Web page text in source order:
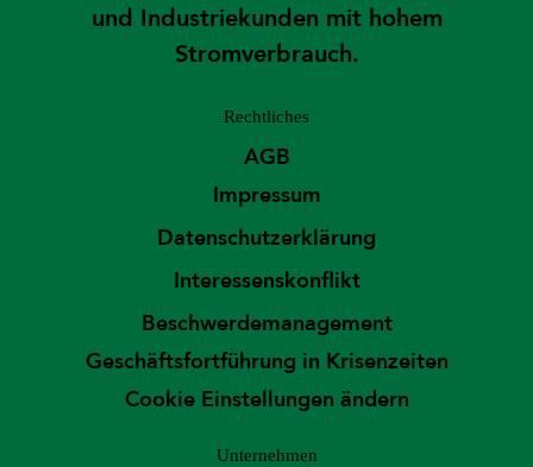
und Industriekunden mit hohem
Stromverbrauch.
Rechtliches
AGB
Impressum
Datenschutzerklärung
Interessenskonflikt
Beschwerdemanagement
Geschäftsfortführung in Krisenzeiten
Cookie Einstellungen ändern
Unternehmen